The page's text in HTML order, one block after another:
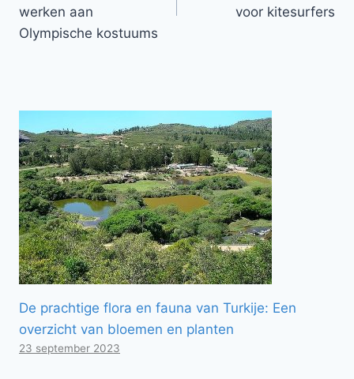
werken aan
Olympische kostuums
voor kitesurfers
De prachtige flora en fauna van Turkije: Een
overzicht van bloemen en planten
23 september 2023